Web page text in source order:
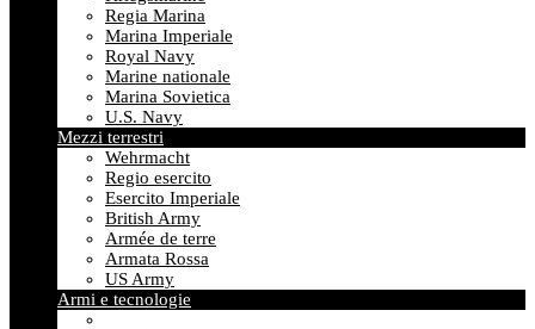
Regia Marina
Marina Imperiale
Royal Navy
Marine nationale
Marina Sovietica
U.S. Navy
Mezzi terrestri
Wehrmacht
Regio esercito
Esercito Imperiale
British Army
Armée de terre
Armata Rossa
US Army
Armi e tecnologie